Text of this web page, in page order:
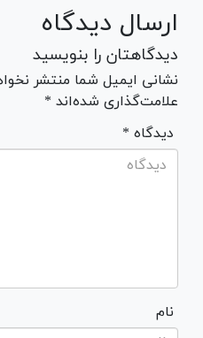
ارسال دیدگاه
دیدگاهتان را بنویسید
نشانی ایمیل شما منتشر
علامت‌گذاری شده‌اند *
* دیدگاه
نام